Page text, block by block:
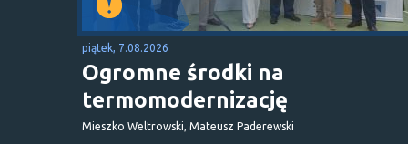
piątek, 7.08.2026
Ogromne środki na
termomodernizację
Mieszko Weltrowski, Mateusz Paderewski